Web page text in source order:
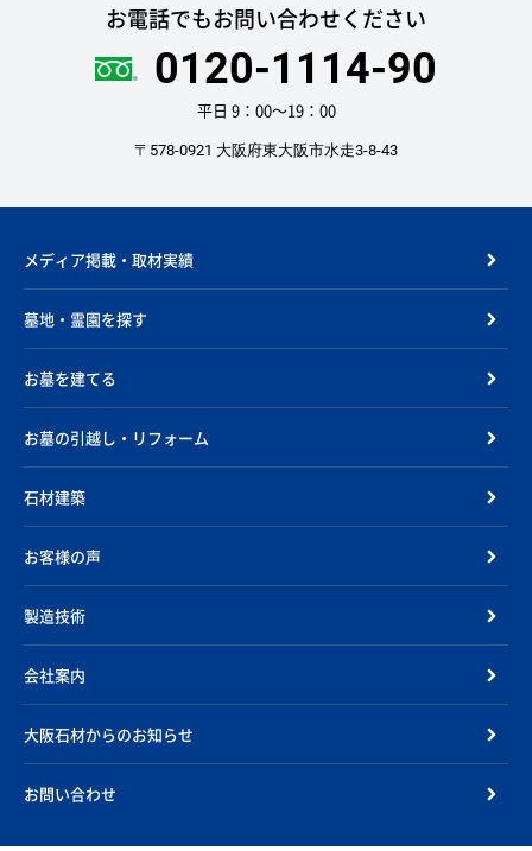
お電話でもお問い合わせください
0120-1114-90
平日 9：00〜19：00
〒578-0921 大阪府東大阪市水走3-8-43
メディア掲載・取材実績
墓地・霊園を探す
お墓を建てる
お墓の引越し・リフォーム
石材建築
お客様の声
製造技術
会社案内
大阪石材からのお知らせ
お問い合わせ